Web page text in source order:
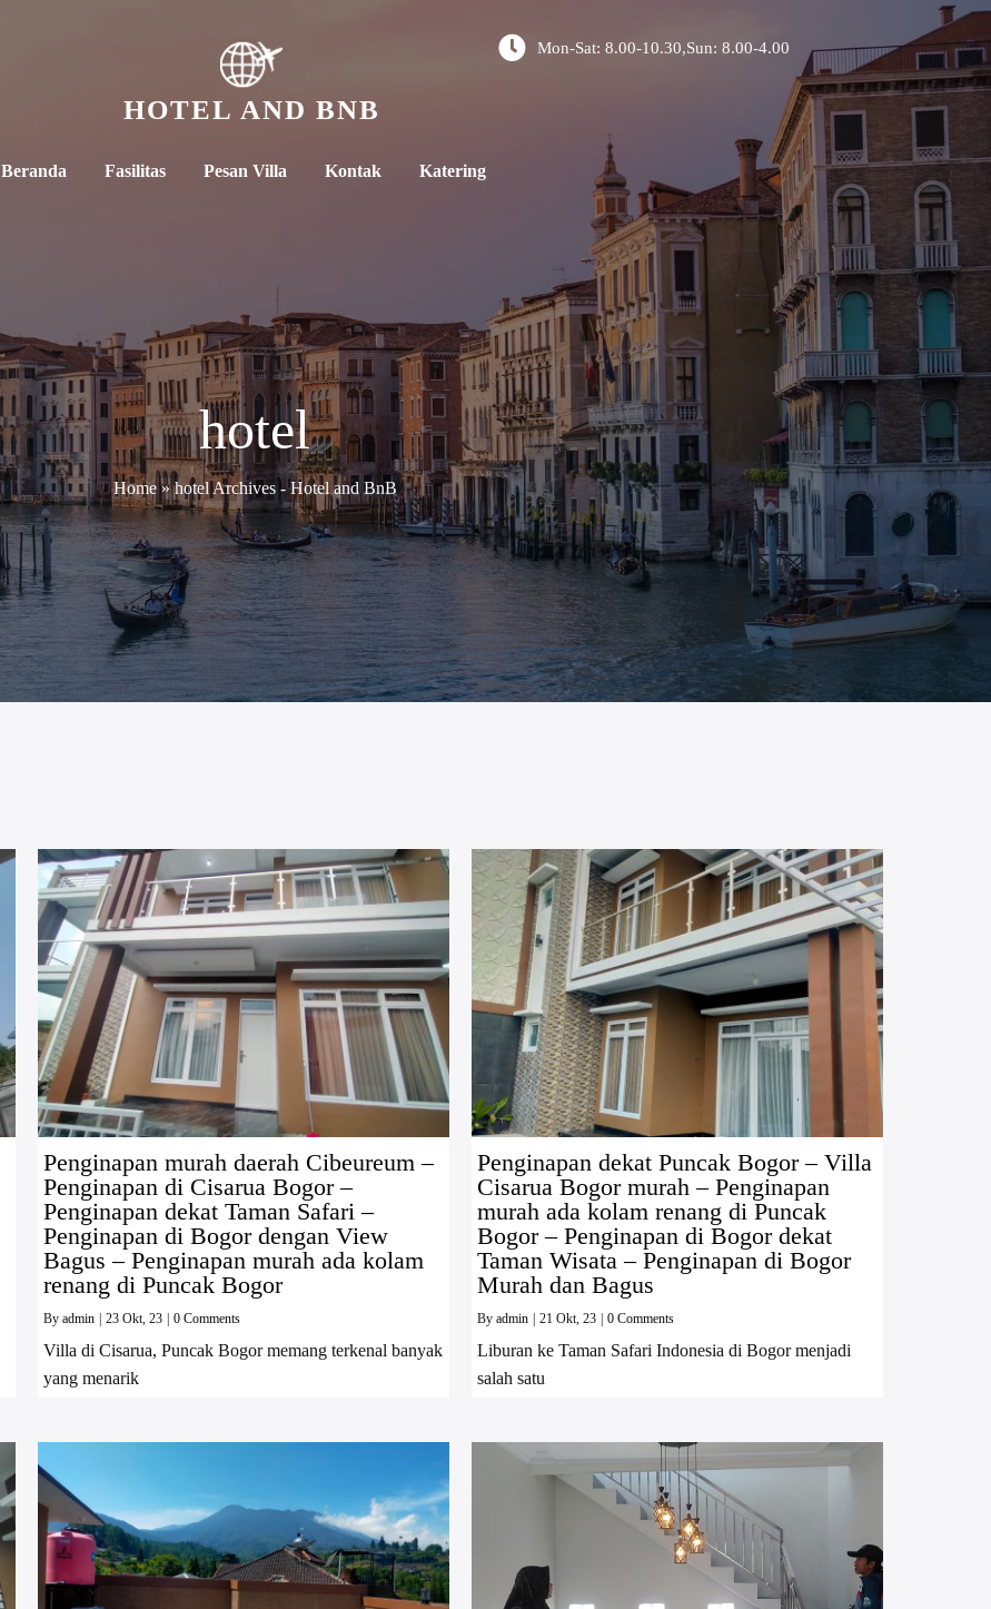
HOTEL AND BNB
Mon-Sat: 8.00-10.30,Sun: 8.00-4.00
Beranda Fasilitas Pesan Villa Kontak Katering
hotel
Home»hotel Archives - Hotel and BnB
Penginapan murah daerah Cibeureum –
Penginapan di Cisarua Bogor –
Penginapan dekat Taman Safari –
Penginapan di Bogor dengan View
Bagus – Penginapan murah ada kolam
renang di Puncak Bogor
By admin 23 Okt, 23 0 Comments
Villa di Cisarua, Puncak Bogor memang terkenal banyak
yang menarik
Penginapan dekat Puncak Bogor – Villa
Cisarua Bogor murah – Penginapan
murah ada kolam renang di Puncak
Bogor – Penginapan di Bogor dekat
Taman Wisata – Penginapan di Bogor
Murah dan Bagus
By admin 21 Okt, 23 0 Comments
Liburan ke Taman Safari Indonesia di Bogor menjadi
salah satu